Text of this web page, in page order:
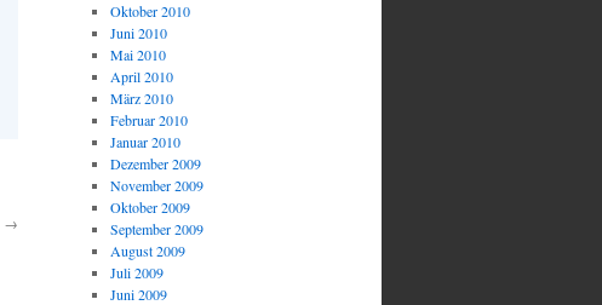
→
Oktober 2010
Juni 2010
Mai 2010
April 2010
März 2010
Februar 2010
Januar 2010
Dezember 2009
November 2009
Oktober 2009
September 2009
August 2009
Juli 2009
Juni 2009